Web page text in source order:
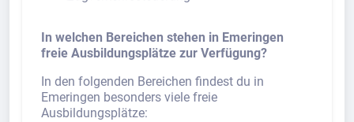
In welchen Bereichen stehen in Emeringen
freie Ausbildungsplätze zur Verfügung?
In den folgenden Bereichen findest du in
Emeringen besonders viele freie
Ausbildungsplätze: